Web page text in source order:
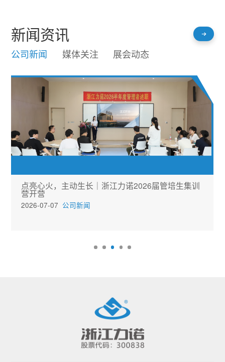
新闻资讯
公司新闻 媒体关注 展会动态
点亮心火，主动生长｜浙江力诺2026届管培生集训
营开营
2026-07-07 公司新闻